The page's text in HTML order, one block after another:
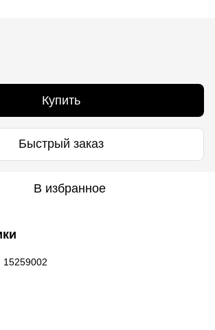
Купить
Быстрый заказ
В избранное
15259002